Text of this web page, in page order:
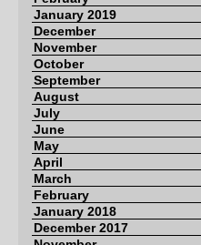
January 2019
December
November
October
September
August
July
June
May
April
March
February
January 2018
December 2017